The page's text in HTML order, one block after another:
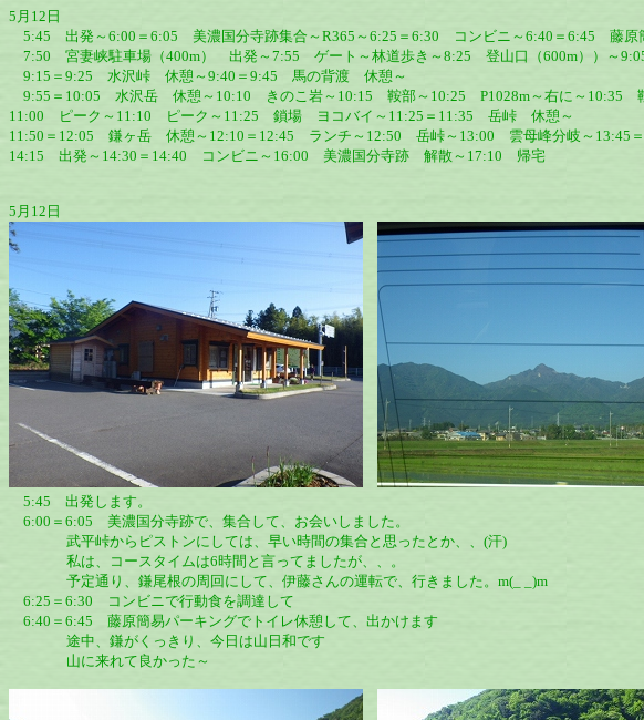
5月12日
5:45 出発～6:00＝6:05 美濃国分寺跡集合～R365～6:25＝6:30 コンビニ～6:40＝6:45 藤原
7:50 宮妻峡駐車場（400m） 出発～7:55 ゲート～林道歩き～8:25 登山口（600m））～
9:15＝9:25 水沢峠 休憩～9:40＝9:45 馬の背渡 休憩～
9:55＝10:05 水沢岳 休憩～10:10 きのこ岩～10:15 鞍部～10:25 P1028m～右に～10:35
11:00 ピーク～11:10 ピーク～11:25 鎖場 ヨコバイ～11:25＝11:35 岳峠 休憩～
11:50＝12:05 鎌ヶ岳 休憩～12:10＝12:45 ランチ～12:50 岳峠～13:00 雲母峰分岐～13:45
14:15 出発～14:30＝14:40 コンビニ～16:00 美濃国分寺跡 解散～17:10 帰宅
5月12日
5:45 出発します。
6:00＝6:05 美濃国分寺跡で、集合して、お会いしました。
武平峠からピストンにしては、早い時間の集合と思ったとか、、(汗)
私は、コースタイムは6時間と言ってましたが、、。
予定通り、鎌尾根の周回にして、伊藤さんの運転で、行きました。m(_ _)m
6:25＝6:30 コンビニで行動食を調達して
6:40＝6:45 藤原簡易パーキングでトイレ休憩して、出かけます
途中、鎌がくっきり、今日は山日和です
山に来れて良かった～